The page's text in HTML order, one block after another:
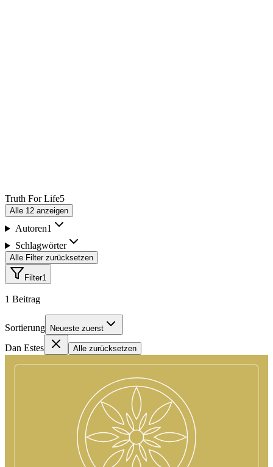
Truth For Life5
Alle 12 anzeigen
Autoren1
Schlagwörter
Alle Filter zurücksetzen
Filter1
1 Beitrag
Sortierung Neueste zuerst
Dan Estes Alle zurücksetzen